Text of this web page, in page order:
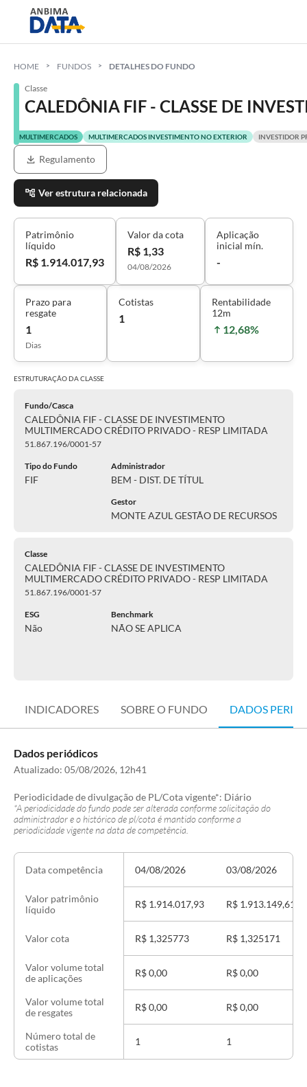
HOME FUNDOS DETALHES DO FUNDO
Classe
CALEDÔNIA FIF - CLASSE DE
MULTIMERCADOS MULTIMERCADOS INVESTIMENTO NO EXTERIOR INVESTIDOR
Regulamento
Ver estrutura relacionada
Patrimônio
líquido
R$ 1.914.017,93
Valor da cota
R$ 1,33
04/08/2026
Aplicação
inicial mín.
-
Prazo para
resgate
1
Dias
Cotistas
1
Rentabilidade
12m
12,68%
ESTRUTURAÇÃO DACLASSE
Fundo/Casca
CALEDÔNIA FIF - CLASSE DE INVESTIMENTO
MULTIMERCADO CRÉDITO PRIVADO - RESP LIMITADA
51.867.196/0001-57
Tipo do Fundo
FIF
Administrador
BEM - DIST. DE TÍTUL
Gestor
MONTE AZUL GESTÃO DE RECURSOS
Classe
CALEDÔNIA FIF - CLASSE DE INVESTIMENTO
MULTIMERCADO CRÉDITO PRIVADO - RESP LIMITADA
51.867.196/0001-57
ESG
Não
Benchmark
NÃO SE APLICA
INDICADORES SOBRE O FUNDO DADOS
Dados periódicos
Atualizado: 05/08/2026, 12h41
Periodicidade de divulgação de PL/Cota vigente*: Diário
*A periodicidade do fundo pode ser alterada conforme solicitação do
administrador e o histórico de pl/cota é mantido conforme a
periodicidade vigente na data de competência.
Data competência
Valor patrimônio
líquido
Valor cota
Valor volume total
de aplicações
Valor volume total
de resgates
Número total de
cotistas
04/08/2026
R$ 1.914.017,93
R$ 1,325773
R$ 0,00
R$ 0,00
1
03/08/2026
R$ 1.913.149,61
R$ 1,325171
R$ 0,00
R$ 0,00
1